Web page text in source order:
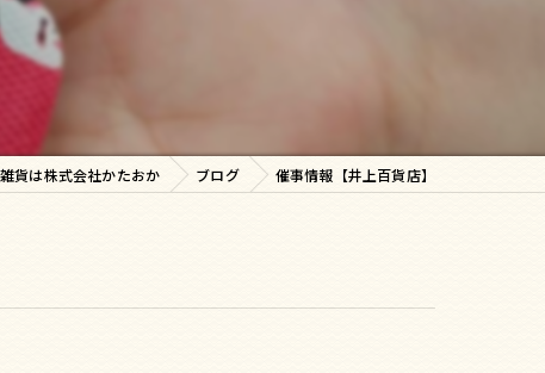
貨は株式会社かたおか ブログ 催事情報【井上百貨店】